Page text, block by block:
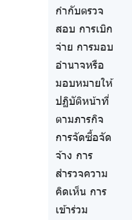
กำกับตรวจ
สอบ การเบิก
จ่าย การมอบ
อำนาจหรือ
มอบหมายให้
ปฏิบัติหน้าที่
ตามภารกิจ
การจัดซื้อจัด
จ้าง การ
สำรวจความ
คิดเห็น การ
เข้าร่วม